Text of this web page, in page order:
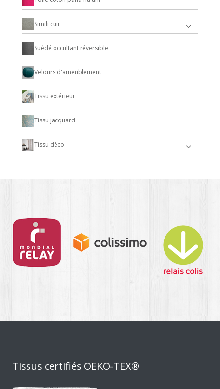
Simili cuir
Suédé occultant réversible
Velours d'ameublement
Tissu extérieur
Tissu jacquard
Tissu déco
Tissus certifiés OEKO-TEX®